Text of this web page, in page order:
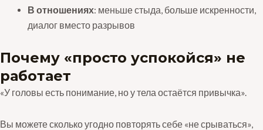
В отношениях: меньше стыда, больше искренности,
диалог вместо разрывов
Почему «просто успокойся» не
работает
«У головы есть понимание, но у тела остаётся привычка».
Вы можете сколько угодно повторять себе «не срываться»,